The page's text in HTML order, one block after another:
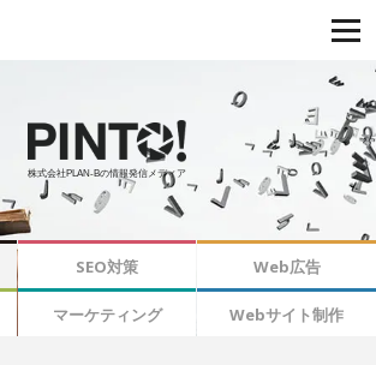
株式会社PLAN-Bの情報発信メディア
SEO対策 Web広告
マーケティング Webサイト制作